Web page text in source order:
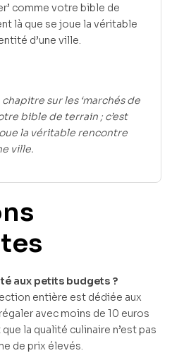
comme votre bible de
là que se joue la véritable
d’une ville.
sur les ‘marchés de
bible de terrain ; c’est
la véritable rencontre
ville.
aux petits budgets ?
entière est dédiée aux
avec moins de 10 euros
la qualité culinaire n’est pas
de prix élevés.